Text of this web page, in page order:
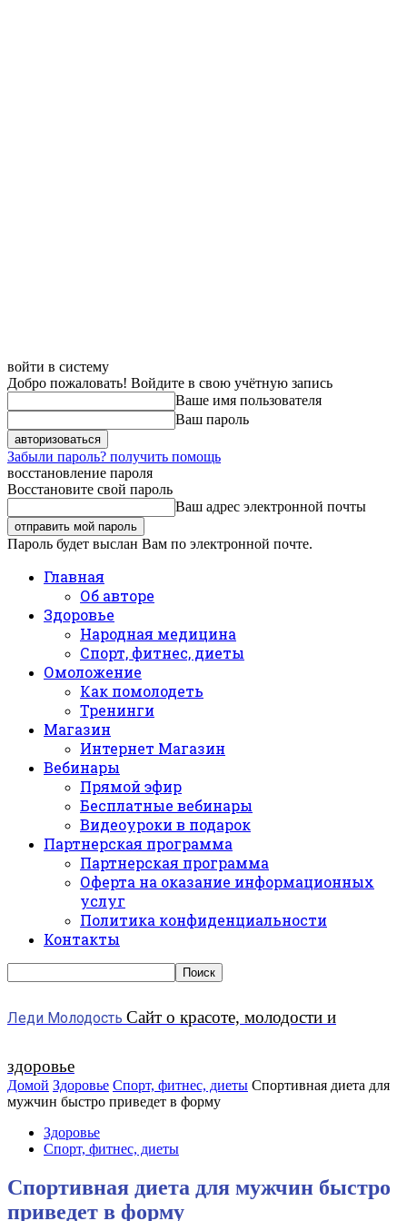
войти в систему
Добро пожаловать! Войдите в свою учётную запись
Ваше имя пользователя
Ваш пароль
Забыли пароль? получить помощь
восстановление пароля
Восстановите свой пароль
Ваш адрес электронной почты
Пароль будет выслан Вам по электронной почте.
Главная
Об авторе
Здоровье
Народная медицина
Спорт, фитнес, диеты
Омоложение
Как помолодеть
Тренинги
Магазин
Интернет Магазин
Вебинары
Прямой эфир
Бесплатные вебинары
Видеоуроки в подарок
Партнерская программа
Партнерская программа
Оферта на оказание информационных
услуг
Политика конфиденциальности
Контакты
Леди Молодость Сайт о красоте, молодости и
здоровье
Домой Здоровье Спорт, фитнес, диеты Спортивная диета для
мужчин быстро приведет в форму
Здоровье
Спорт, фитнес, диеты
Спортивная диета для мужчин быстро
приведет в форму